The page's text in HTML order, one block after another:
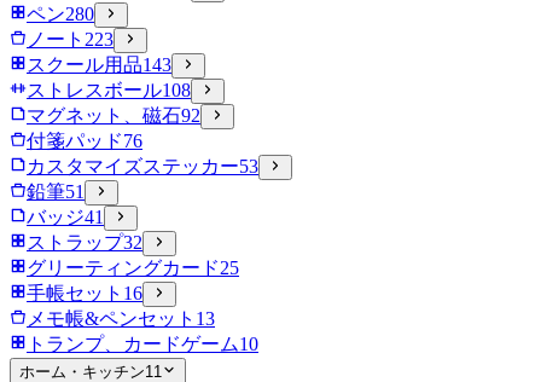
ペン280
ノート 223
スクール用品143
ストレスボール108
マグネット、磁石92
付箋パッド76
カスタマイズステッカー53
鉛筆51
バッジ41
ストラップ32
グリーティングカード25
手帳セット 16
メモ帳&ペンセット 13
トランプ、カードゲーム10
ホーム・キッチン11